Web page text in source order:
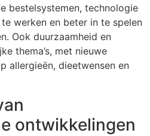
bestelsystemen, technologie
werken en beter in te spelen
Ook duurzaamheid en
thema’s, met nieuwe
allergieën, dieetwensen en
ontwikkelingen